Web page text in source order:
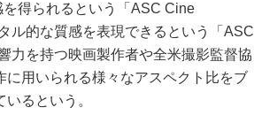
得られるという「ASC Cine
ル的な質感を表現できるという「ASC
力を持つ映画製作者や全米撮影監督協
用いられる様々なアスペクト比をブ
るという。